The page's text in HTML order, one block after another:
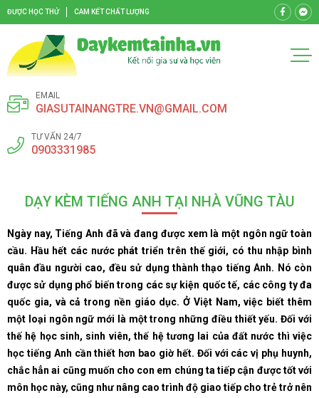
ĐƯỢC HỌC THỬ CAM KẾT CHẤT LƯỢNG
EMAIL
GIASUTAINANGTRE.VN@GMAIL.COM
TƯ VẤN 24/7
0903331985
DẠY KÈM TIẾNG ANH TẠI NHÀ VŨNG TÀU
Ngày nay, Tiếng Anh đã và đang được xem là một ngôn ngữ toàn
cầu. Hầu hết các nước phát triển trên thế giới, có thu nhập bình
quân đầu người cao, đều sử dụng thành thạo tiếng Anh. Nó còn
được sử dụng phổ biến trong các sự kiện quốc tế, các công ty đa
quốc gia, và cả trong nền giáo dục. Ở Việt Nam, việc biết thêm
một loại ngôn ngữ mới là một trong những điều thiết yếu. Đối với
thế hệ học sinh, sinh viên, thế hệ tương lai của đất nước thì việc
học tiếng Anh cần thiết hơn bao giờ hết. Đối với các vị phụ huynh,
chắc hẳn ai cũng muốn cho con em chúng ta tiếp cận được tốt với
môn học này, cũng như nâng cao trình độ giao tiếp cho trẻ trở nên